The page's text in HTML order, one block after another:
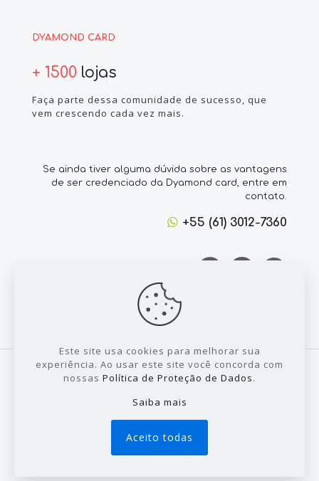
DYAMOND CARD
+ 1500 lojas
Faça parte dessa comunidade de sucesso, que
vem crescendo cada vez mais.
Se ainda tiver alguma dúvida sobre as vantagens
de ser credenciado da Dyamond card, entre em
contato.
+55 (61) 3012-7360
© 2022 Todos direitos reservados a Dyamond
Card - Desenvolvido por:Sales Publicidade
Novo Credeciado
Este site usa cookies para melhorar sua
experiência. Ao usar este site você concorda com
nossas Política de Proteção de Dados.
Saiba mais
Aceito todas